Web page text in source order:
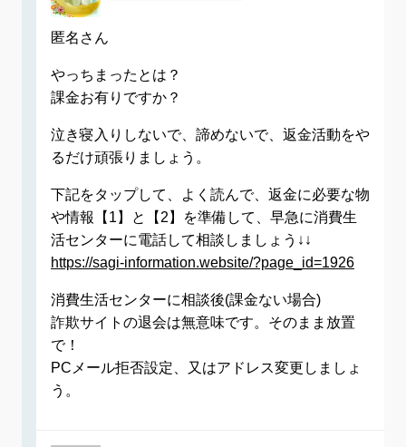
匿名さん
やっちまったとは？
課金お有りですか？
泣き寝入りしないで、諦めないで、返金活動をや
るだけ頑張りましょう。
下記をタップして、よく読んで、返金に必要な物
や情報【1】と【2】を準備して、早急に消費生
活センターに電話して相談しましょう↓↓
https://sagi-information.website/?page_id=1926
消費生活センターに相談後(課金ない場合)
詐欺サイトの退会は無意味です。そのまま放置
で！
PCメール拒否設定、又はアドレス変更しましょ
う。